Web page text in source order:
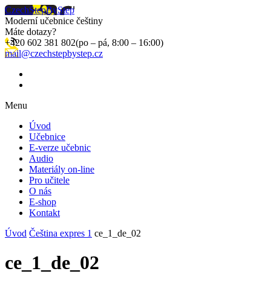
CzechStepByStep
Moderní učebnice češtiny
Máte dotazy?
+420 602 381 802(po – pá, 8:00 – 16:00)
mail@czechstepbystep.cz
Menu
Úvod
Učebnice
E-verze učebnic
Audio
Materiály on-line
Pro učitele
O nás
E-shop
Kontakt
Úvod Čeština expres 1 ce_1_de_02
ce_1_de_02